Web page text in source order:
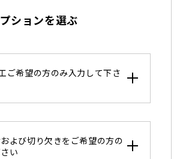
ションを選ぶ
ご希望の方のみ入力して下さ
よび切り欠きをご希望の方の
い